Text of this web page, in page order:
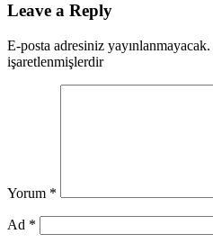
Leave a Reply
E-posta adresiniz yayınlanmayacak.
işaretlenmişlerdir
Yorum *
Ad *